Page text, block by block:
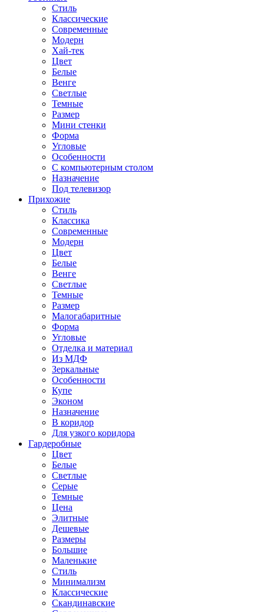
Стиль
Классические
Современные
Модерн
Хай-тек
Цвет
Белые
Венге
Светлые
Темные
Размер
Мини стенки
Форма
Угловые
Особенности
С компьютерным столом
Назначение
Под телевизор
Прихожие
Стиль
Классика
Современные
Модерн
Цвет
Белые
Венге
Светлые
Темные
Размер
Малогабаритные
Форма
Угловые
Отделка и материал
Из МДФ
Зеркальные
Особенности
Купе
Эконом
Назначение
В коридор
Для узкого коридора
Гардеробные
Цвет
Белые
Светлые
Серые
Темные
Цена
Элитные
Дешевые
Размеры
Большие
Маленькие
Стиль
Минимализм
Классические
Скандинавские